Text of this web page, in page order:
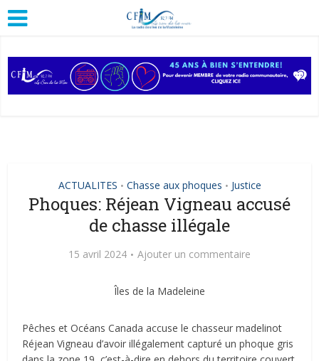
ACTUALITES • Chasse aux phoques • Justice
Phoques: Réjean Vigneau accusé
de chasse illégale
15 avril 2024 Ajouter un commentaire
Îles de la Madeleine
Pêches et Océans Canada accuse le chasseur madelinot
Réjean Vigneau d’avoir illégalement capturé un phoque gris